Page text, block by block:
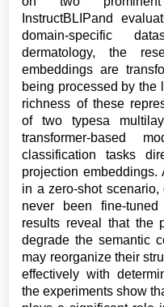
InstructBLIPand
domain-specific
dermatology, the
embeddings are
being processed by the
richness of these
of two typesa
transformer-based
classification tasks
projection embeddings.
in a zero-shot
never been fine-
results reveal that the
degrade the semantic
may reorganize their
effectively with
the experiments show